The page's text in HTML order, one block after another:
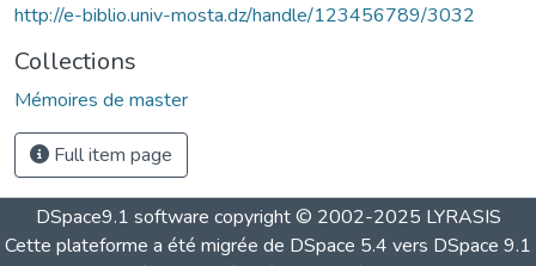
http://e-biblio.univ-mosta.dz/handle/123456789/3032
Collections
Mémoires de master
Full item page
DSpace9.1 software copyright © 2002-2025 LYRASIS
Cette plateforme a été migrée de DSpace 5.4 vers DSpace 9.1